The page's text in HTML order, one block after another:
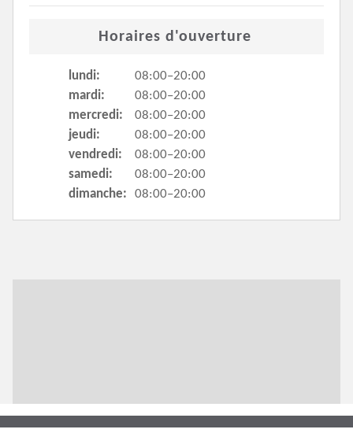
Horaires d'ouverture
lundi:
08:00–20:00
mardi:
08:00–20:00
mercredi:
08:00–20:00
jeudi:
08:00–20:00
vendredi:
08:00–20:00
samedi:
08:00–20:00
dimanche:
08:00–20:00